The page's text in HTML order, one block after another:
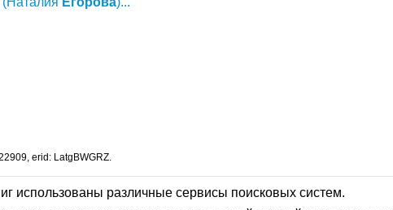
erid: LatgBWGRZ.
использованы различные сервисы поисковых систем.